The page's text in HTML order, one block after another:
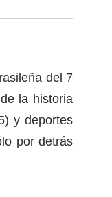
del 7
la historia
y deportes
por detrás